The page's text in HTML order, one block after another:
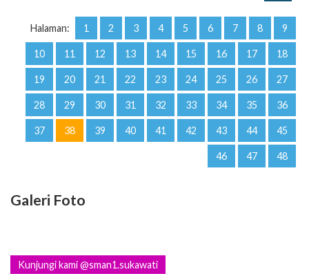
Halaman: 1 2 3 4 5 6 7 8 9
10 11 12 13 14 15 16 17 18
19 20 21 22 23 24 25 26 27
28 29 30 31 32 33 34 35 36
37 38 39 40 41 42 43 44 45
46 47 48
Galeri Foto
Kunjungi kami @sman1.sukawati